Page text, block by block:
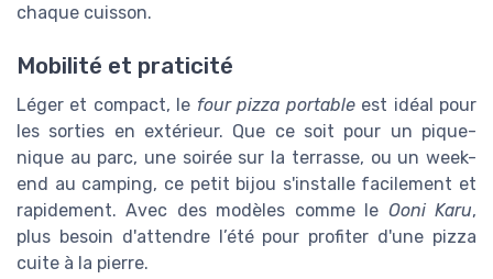
chaque cuisson.
Mobilité et praticité
Léger et compact, le four pizza portableest idéal pour
les sorties en extérieur. Que ce soit pour un pique-
nique au parc, une soirée sur la terrasse, ou un week-
end au camping, ce petit bijou s'installe facilement et
rapidement. Avec des modèles comme le Ooni Karu,
plus besoin d'attendre l’été pour profiter d'une pizza
cuite à la pierre.